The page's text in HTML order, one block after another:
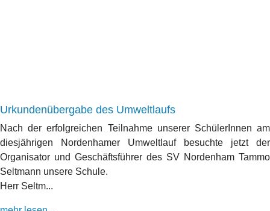
Urkundenübergabe des Umweltlaufs
Nach der erfolgreichen Teilnahme unserer SchülerInnen am
diesjährigen Nordenhamer Umweltlauf besuchte jetzt der
Organisator und Geschäftsführer des SV Nordenham Tammo
Seltmann unsere Schule.
Herr Seltm...